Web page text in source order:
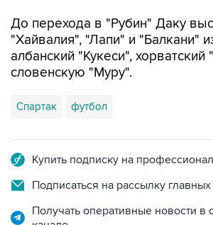
До перехода в "Рубин" Даку
"Хайвалия", "Лапи" и "Балкани"
албанский "Кукеси", хорватский
словенскую "Муру".
Спартак футбол
Купить подписку на
Подписаться на рассылку
Получать оперативные новости